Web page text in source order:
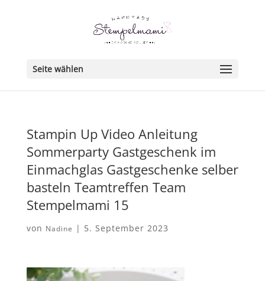
Seite wählen
Stampin Up Video Anleitung
Sommerparty Gastgeschenk im
Einmachglas Gastgeschenke selber
basteln Teamtreffen Team
Stempelmami 15
von Nadine | 5. September 2023